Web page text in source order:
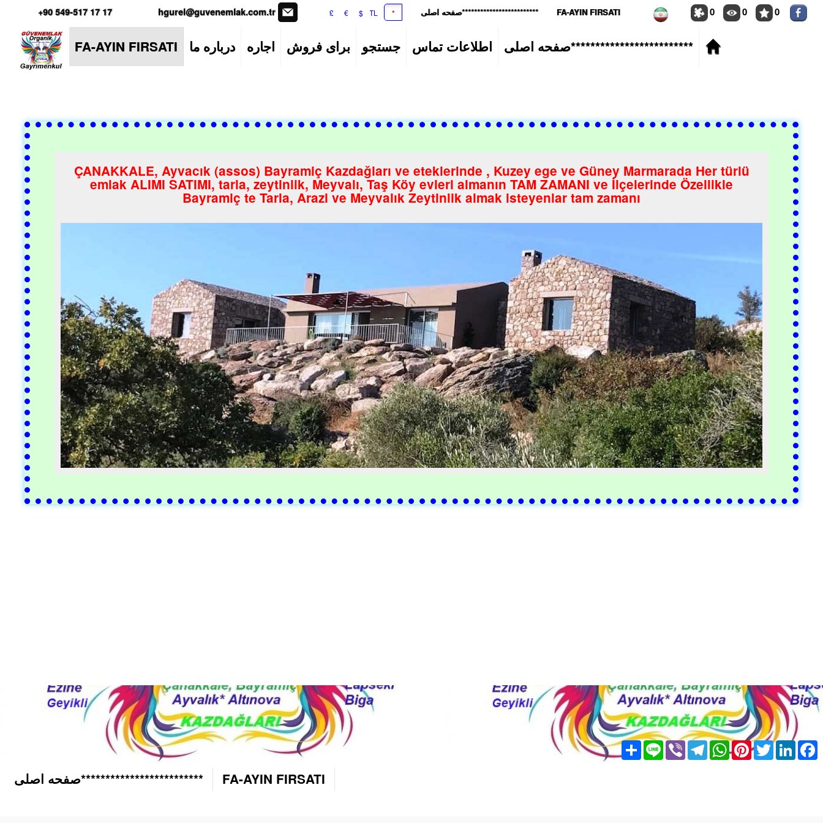
hgurel@guvenemlak.com.tr
+90 549-517 17 17 0
0
0
*
TL
$
€
£ *************************صفحه اصلی FA-AYIN FIRSATI
*************************صفحه اصلی اطلاعات تماس جستجو برای فروش اجاره درباره‌ ما FA-AYIN FIRSATI
ÇANAKKALE, Ayvacık (assos) Bayramiç Kazdağları ve eteklerinde , Kuzey ege ve Güney Marmarada Her türlü
emlak ALIMI SATIMI, tarla, zeytinlik, Meyvalı, Taş Köy evleri almanın TAM ZAMANI ve İlçelerinde Özellikle
Bayramiç te Tarla, Arazi ve Meyvalık Zeytinlik almak isteyenlar tam zamanı
*************************صفحه اصلی FA-AYIN FIRSATI
Facebook
LinkedIn
Twitter
Pinterest
WhatsApp
Telegram
Viber
Line
Share